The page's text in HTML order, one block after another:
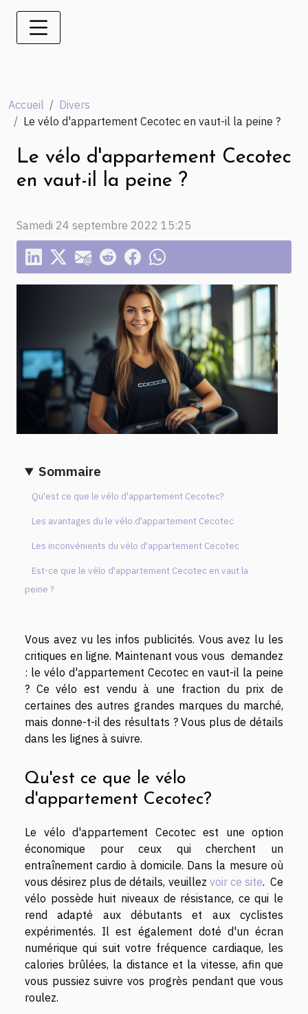
Accueil
Divers
Le vélo d'appartement Cecotec en vaut-il la peine ?
Le vélo d'appartement Cecotec
en vaut-il la peine ?
Samedi 24 septembre 2022 15:25
Sommaire
Qu'est ce que le vélo d'appartement Cecotec?
Les avantages du le vélo d'appartement Cecotec
Les inconvénients du vélo d'appartement Cecotec
Est-ce que le vélo d'appartement Cecotec en vaut la
peine ?
Vous avez vu les infos publicités. Vous avez lu les
critiques en ligne. Maintenant vous vous demandez
: le vélo d'appartement Cecotec en vaut-il la peine
? Ce vélo est vendu à une fraction du prix de
certaines des autres grandes marques du marché,
mais donne-t-il des résultats ? Vous plus de détails
dans les lignes à suivre.
Qu'est ce que le vélo
d'appartement Cecotec?
Le vélo d'appartement Cecotec est une option
économique pour ceux qui cherchent un
entraînement cardio à domicile. Dans la mesure où
vous désirez plus de détails, veuillez voir ce site. Ce
vélo possède huit niveaux de résistance, ce qui le
rend adapté aux débutants et aux cyclistes
expérimentés. Il est également doté d'un écran
numérique qui suit votre fréquence cardiaque, les
calories brûlées, la distance et la vitesse, afin que
vous pussiez suivre vos progrès pendant que vous
roulez.